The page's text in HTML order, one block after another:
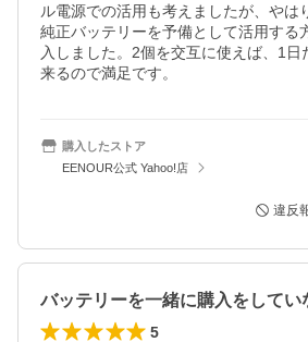
ル電源での活用も考えましたが、やは
純正バッテリーを予備として活用する
入しました。2個を交互に使えば、1日
来るので満足です。
購入したストア
EENOUR公式 Yahoo!店
違反
5